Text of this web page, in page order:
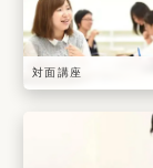
対面講座